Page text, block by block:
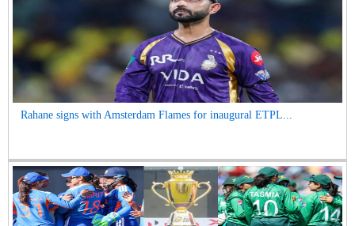
Rahane signs with Amsterdam Flames for inaugural ETPL...